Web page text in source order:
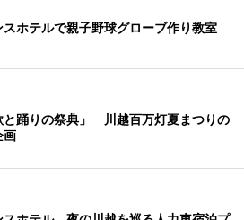
スホテルで親子野球グローブ作り教室
と踊りの祭典」 川越百万灯夏まつりの
画